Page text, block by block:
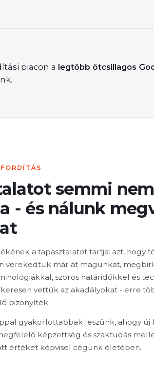
piacon a legtöbb ötcsillagos
semmi nem
- és nálunk
a tapasztalatot tartja: azt, hogy
verekedtük már át magunkat,
szoros határidőkkel és
vettük az akadályokat - erre
bizonyíték.
gyakorlottabbak leszünk, ahogy új
képzettség és szaktudás
értéket képvisel cégünk életében.